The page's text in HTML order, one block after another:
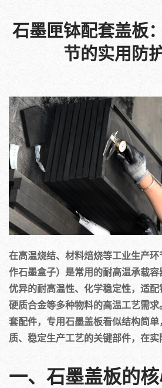
石墨匣钵配套盖板
节的实用防
在高温烧结、材料焙烧等工业生产
作石墨盒子）是常用的耐高温承载
优异的耐高温性、化学稳定性，适配
硬质合金等多种物料的高温工艺需
套配件，专用石墨盖板看似结构简
质、稳定生产工艺的关键部件，在实
一、石墨盖板的